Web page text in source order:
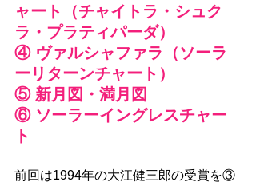
ャート（チャイトラ・シュク
ラ・プラティパーダ）
④ ヴァルシャファラ（ソーラ
ーリターンチャート）
⑤ 新月図・満月図
⑥ ソーラーイングレスチャー
ト
前回は1994年の大江健三郎の受賞を③